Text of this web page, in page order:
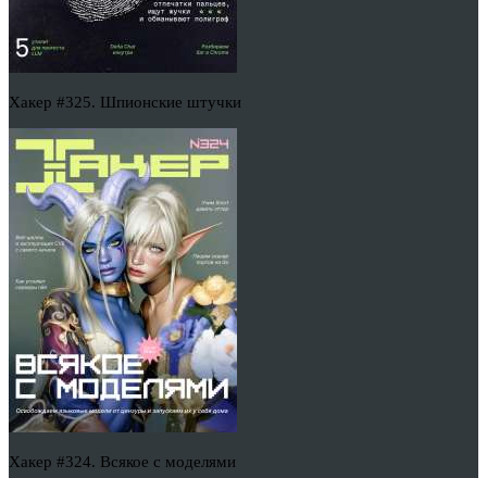
Хакер #325. Шпионские штучки
Хакер #324. Всякое с моделями